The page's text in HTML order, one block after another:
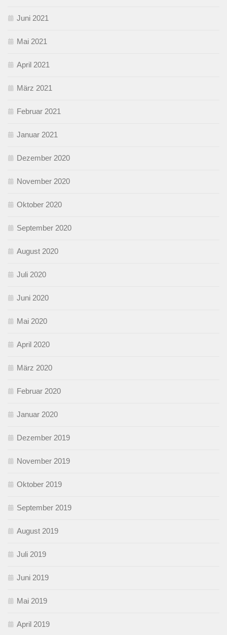
Juni 2021
Mai 2021
April 2021
März 2021
Februar 2021
Januar 2021
Dezember 2020
November 2020
Oktober 2020
September 2020
August 2020
Juli 2020
Juni 2020
Mai 2020
April 2020
März 2020
Februar 2020
Januar 2020
Dezember 2019
November 2019
Oktober 2019
September 2019
August 2019
Juli 2019
Juni 2019
Mai 2019
April 2019